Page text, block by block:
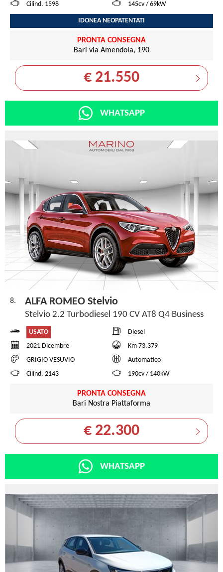
Cilind. 1598
145cv / 69kW
IDONEA NEOPATENTATI
PRONTA CONSEGNA
Bari via Amendola, 190
€ 21.550
WHATSAPP
8. ALFA ROMEO Stelvio
Stelvio 2.2 Turbodiesel 190 CV AT8 Q4 Business
USATO
Diesel
2021 Dicembre
Km 73.379
GRIGIO VESUVIO
Automatico
Cilind. 2143
190cv / 140kW
PRONTA CONSEGNA
Bari Nostra Piattaforma
€ 22.300
WHATSAPP